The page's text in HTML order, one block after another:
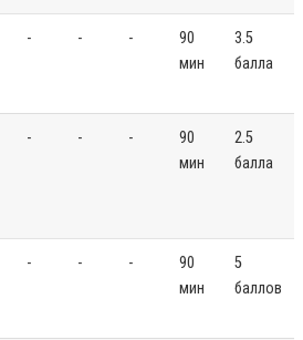
- - -
90
мин
3.5
балла
- - -
90
мин
2.5
балла
- - -
90
мин
5
баллов